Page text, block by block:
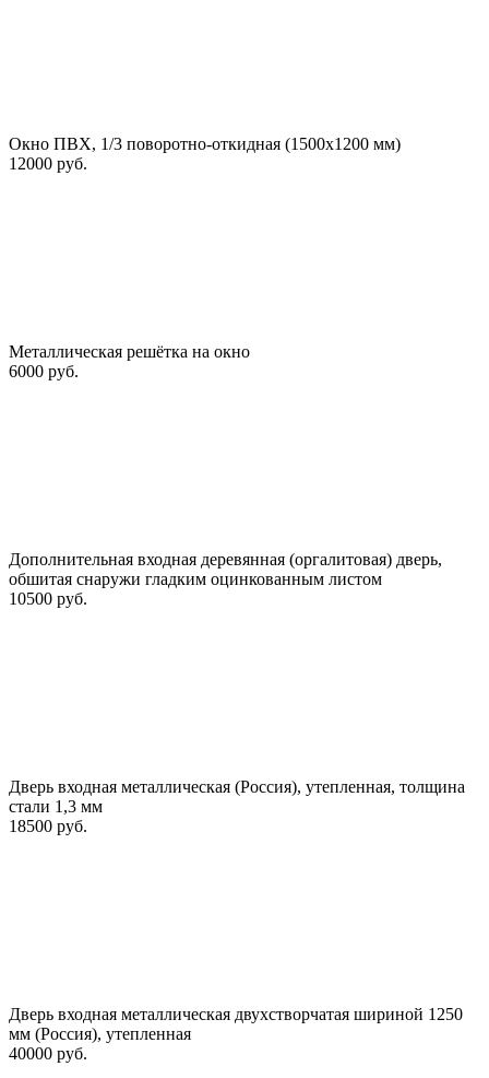
Окно ПВХ, 1/3 поворотно-откидная (1500х1200 мм)
12000 руб.
Металлическая решётка на окно
6000 руб.
Дополнительная входная деревянная (оргалитовая) дверь,
обшитая снаружи гладким оцинкованным листом
10500 руб.
Дверь входная металлическая (Россия), утепленная, толщина
стали 1,3 мм
18500 руб.
Дверь входная металлическая двухстворчатая шириной 1250
мм (Россия), утепленная
40000 руб.